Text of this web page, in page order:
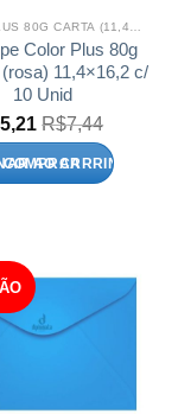
Color Plus 80g
11,4×16,2 c/
10 Unid
5,21 R$7,44
AO CARRINHO